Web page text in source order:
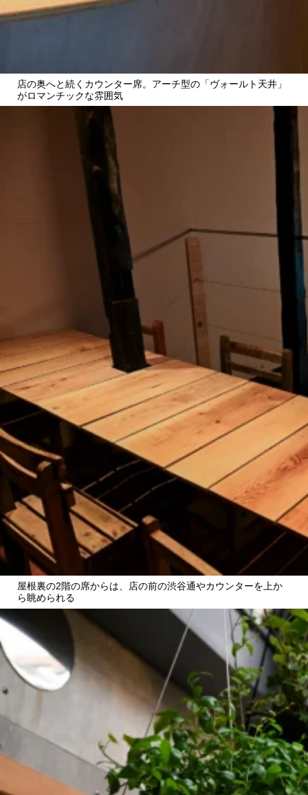
店の奥へと続くカウンター席。アーチ型の「ヴォールト天井」
がロマンチックな雰囲気
屋根裏の2階の席からは、店の前の渋谷通やカウンターを上か
ら眺められる